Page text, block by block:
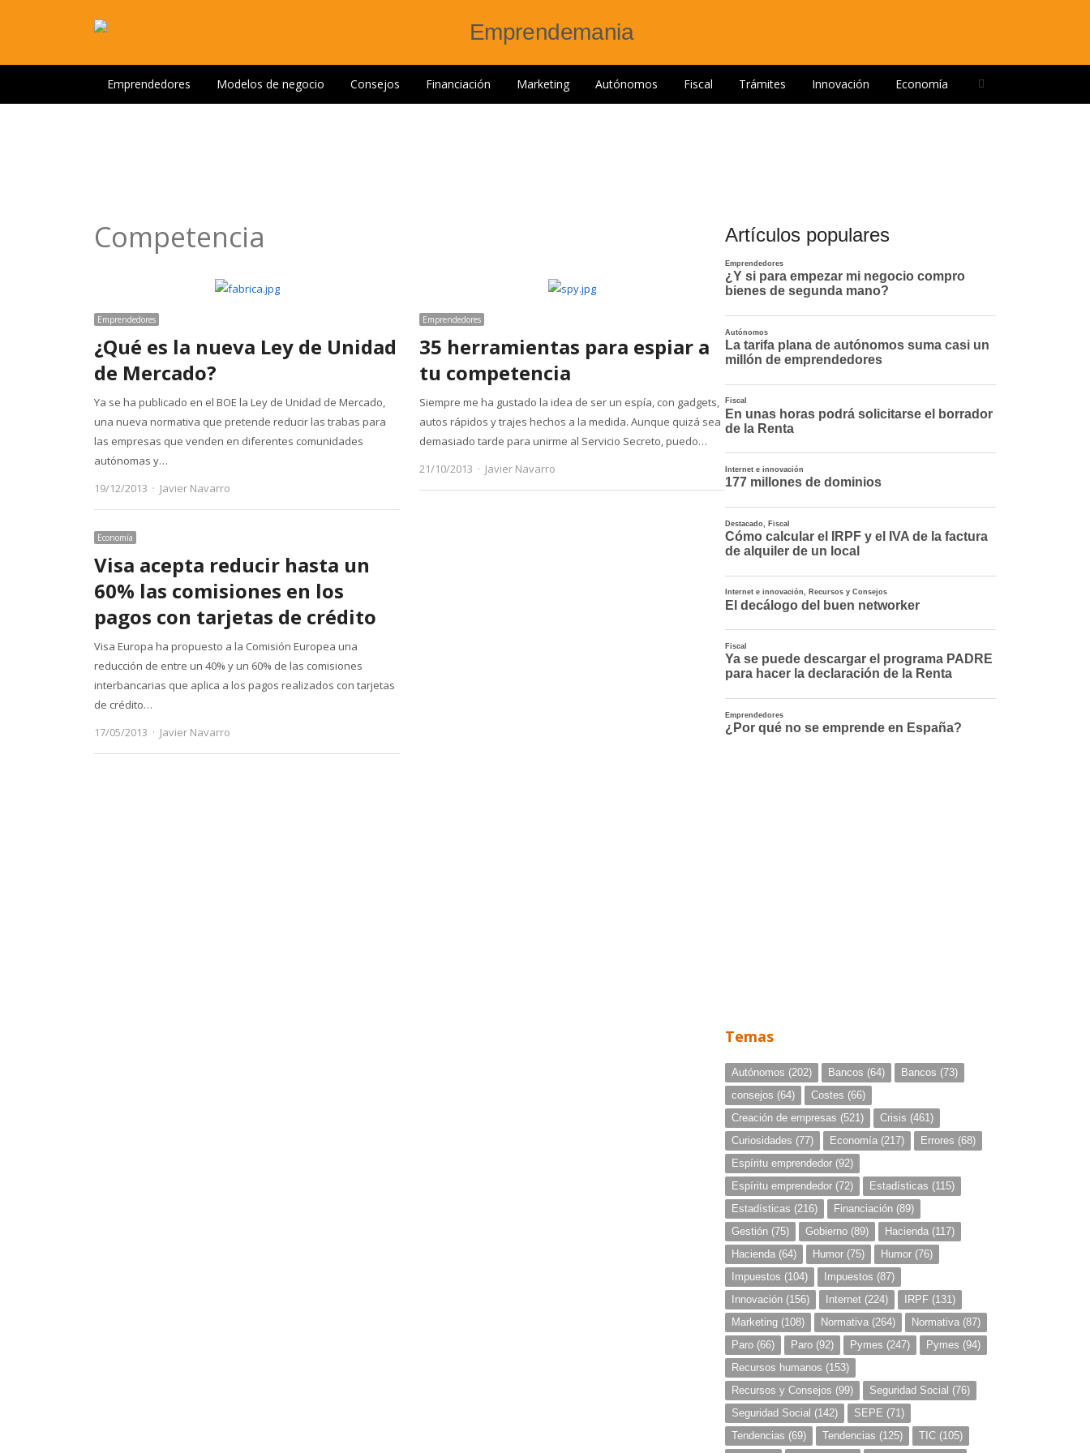
Emprendedores Modelos de negocio Consejos Financiación Marketing Autónomos Fiscal Trámites Innovación Economía
Competencia
Emprendedores
¿Qué es la nueva Ley de Unidad
de Mercado?
Ya se ha publicado en el BOE la Ley de Unidad de Mercado,
una nueva normativa que pretende reducir las trabas para
las empresas que venden en diferentes comunidades
autónomas y…
19/12/2013
Author
Javier Navarro
Emprendedores
35 herramientas para espiar a
tu competencia
Siempre me ha gustado la idea de ser un espía, con gadgets,
autos rápidos y trajes hechos a la medida. Aunque quizá sea
demasiado tarde para unirme al Servicio Secreto, puedo…
21/10/2013
Author
Javier Navarro
Economía
Visa acepta reducir hasta un
60% las comisiones en los
pagos con tarjetas de crédito
Visa Europa ha propuesto a la Comisión Europea una
reducción de entre un 40% y un 60% de las comisiones
interbancarias que aplica a los pagos realizados con tarjetas
de crédito…
17/05/2013
Author
Javier Navarro
Artículos populares
Temas
Autónomos (202) Bancos (64) Bancos (73)
consejos (64) Costes (66)
Creación de empresas (521) Crisis (461)
Curiosidades (77) Economía (217) Errores (68)
Espíritu emprendedor (92)
Espíritu emprendedor (72) Estadísticas (115)
Estadísticas (216) Financiación (89)
Gestión (75) Gobierno (89) Hacienda (117)
Hacienda (64) Humor (75) Humor (76)
Impuestos (104) Impuestos (87)
Innovación (156) Internet (224) IRPF (131)
Marketing (108) Normativa (264) Normativa (87)
Paro (66) Paro (92) Pymes (247) Pymes (94)
Recursos humanos (153)
Recursos y Consejos (99) Seguridad Social (76)
Seguridad Social (142) SEPE (71)
Tendencias (69) Tendencias (125) TIC (105)